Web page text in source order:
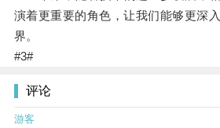
演着更重要的角色，让我们能够更深
界。
#3#
评论
游客